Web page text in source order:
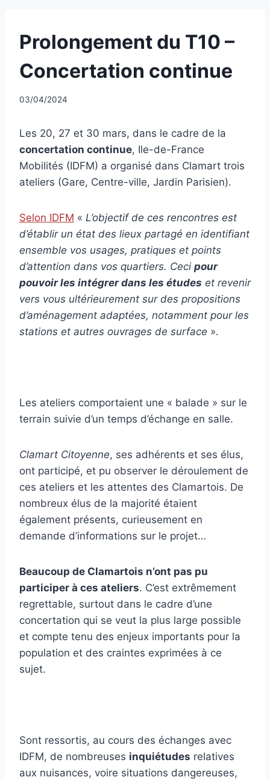
UNCATEGORIZED
Prolongement du T10 –
Concertation continue
Par
03/04/2024
Les 20, 27 et 30 mars, dans le cadre de la
concertation continue, Ile-de-France
Mobilités (IDFM) a organisé dans Clamart trois
ateliers (Gare, Centre-ville, Jardin Parisien).
Selon IDFM « L’objectif de ces rencontres est
d’établir un état des lieux partagé en identifiant
ensemble vos usages, pratiques et points
d’attention dans vos quartiers. Ceci pour
pouvoir les intégrer dans les études et revenir
vers vous ultérieurement sur des propositions
d’aménagement adaptées, notamment pour les
stations et autres ouvrages de surface ».
Les ateliers comportaient une « balade » sur le
terrain suivie d’un temps d’échange en salle.
Clamart Citoyenne, ses adhérents et ses élus,
ont participé, et pu observer le déroulement de
ces ateliers et les attentes des Clamartois. De
nombreux élus de la majorité étaient
également présents, curieusement en
demande d’informations sur le projet…
Beaucoup de Clamartois n’ont pas pu
participer à ces ateliers. C’est extrêmement
regrettable, surtout dans le cadre d’une
concertation qui se veut la plus large possible
et compte tenu des enjeux importants pour la
population et des craintes exprimées à ce
sujet.
Sont ressortis, au cours des échanges avec
IDFM, de nombreuses inquiétudes relatives
aux nuisances, voire situations dangereuses,